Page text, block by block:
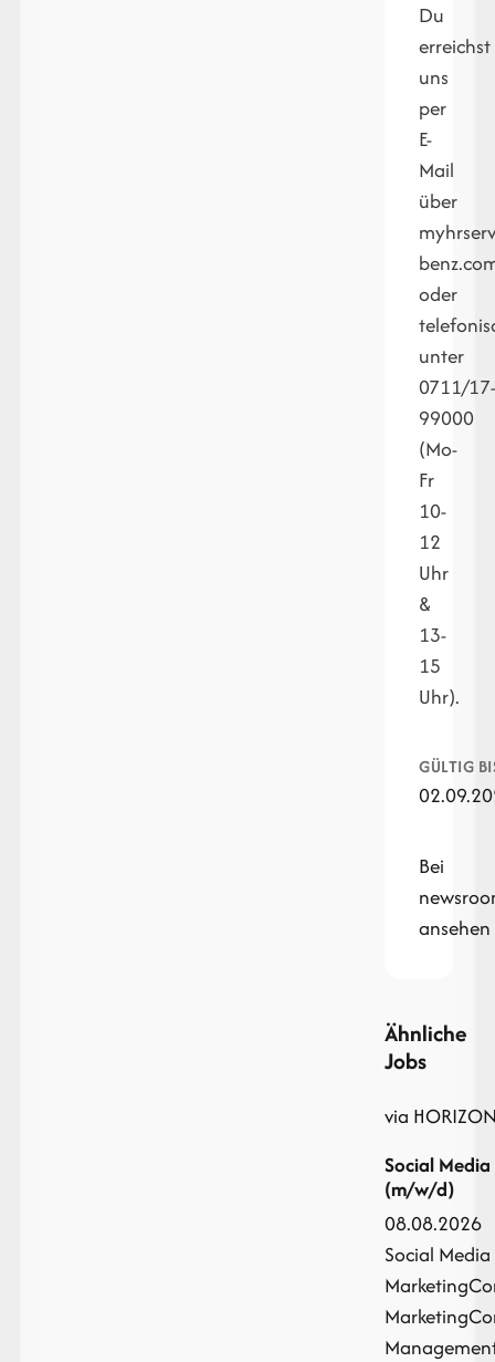
Du
erreichst
uns
per
E-
Mail
über
oder
unter
0711/
99000
(Mo-
Fr
10-
12
Uhr
&
13-
15
Uhr).
GÜLTIG
Bei
ansehen
Ähnliche
Jobs
via
Social
(m/w/d)
08.08.2026
Social Media
Marketing
Marketing